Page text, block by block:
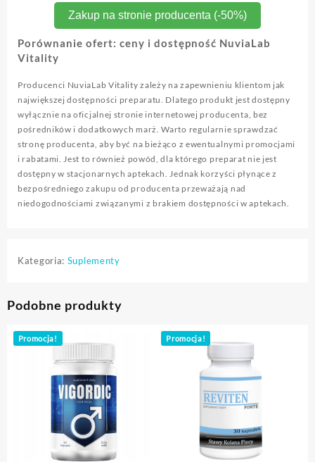
Zakup na stronie producenta (-50%)
Porównanie ofert: ceny i dostępność NuviaLab
Vitality
Producenci NuviaLab Vitality zależy na zapewnieniu klientom jak
największej dostępności preparatu. Dlatego produkt jest dostępny
wyłącznie na oficjalnej stronie internetowej producenta, bez
pośredników i dodatkowych marż. Warto regularnie sprawdzać
stronę producenta, aby być na bieżąco z ewentualnymi promocjami
i rabatami. Jest to również powód, dla którego preparat nie jest
dostępny w stacjonarnych aptekach. Jednak korzyści płynące z
bezpośredniego zakupu od producenta przeważają nad
niedogodnościami związanymi z brakiem dostępności w aptekach.
Kategoria: Suplementy
Podobne produkty
Promocja! Promocja!